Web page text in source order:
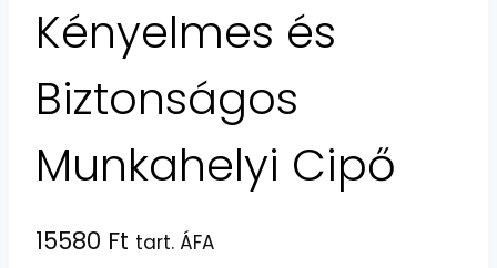
Kényelmes és
Biztonságos
Munkahelyi Cipő
15580 Ft tart. ÁFA